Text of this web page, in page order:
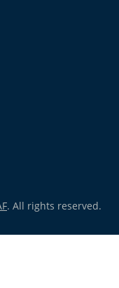
. All rights reserved.